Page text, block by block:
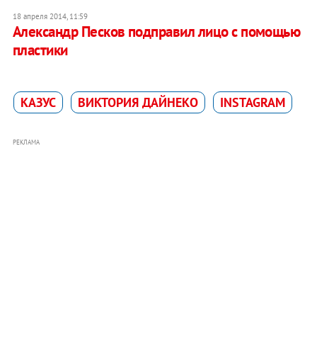
18 апреля 2014, 11:59
Александр Песков подправил лицо с помощью
пластики
КАЗУС ВИКТОРИЯ ДАЙНЕКО INSTAGRAM
РЕКЛАМА